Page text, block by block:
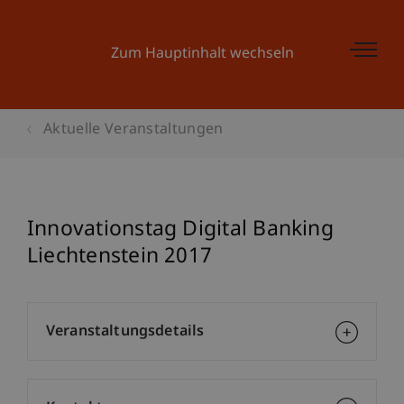
Zum Hauptinhalt wechseln
Aktuelle Veranstaltungen
Innovationstag Digital Banking
Liechtenstein 2017
Veranstaltungsdetails